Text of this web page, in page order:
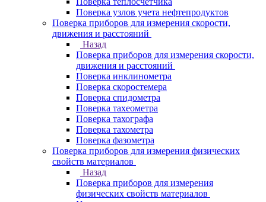
Поверка узлов учета нефтепродуктов
Поверка приборов для измерения скорости,
движения и расстояний
Назад
Поверка приборов для измерения скорости,
движения и расстояний
Поверка инклинометра
Поверка скоростемера
Поверка спидометра
Поверка тахеометра
Поверка тахографа
Поверка тахометра
Поверка фазометра
Поверка приборов для измерения физических
свойств материалов
Назад
Поверка приборов для измерения
физических свойств материалов